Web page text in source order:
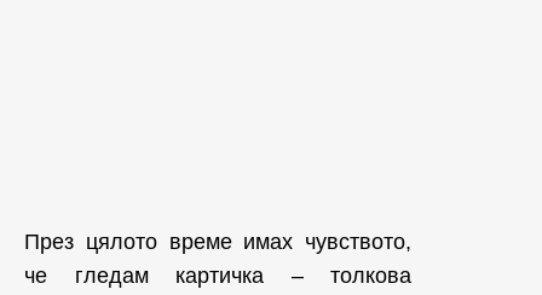
През цялото време имах чувството,
че гледам картичка – толкова